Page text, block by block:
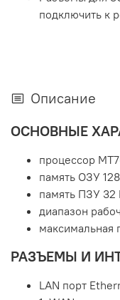
подключить к
Описание
ОСНОВНЫЕ
процессор
память ОЗУ
память ПЗУ 32
диапазон
максимальная
РАЗЪЕМЫ И
LAN порт